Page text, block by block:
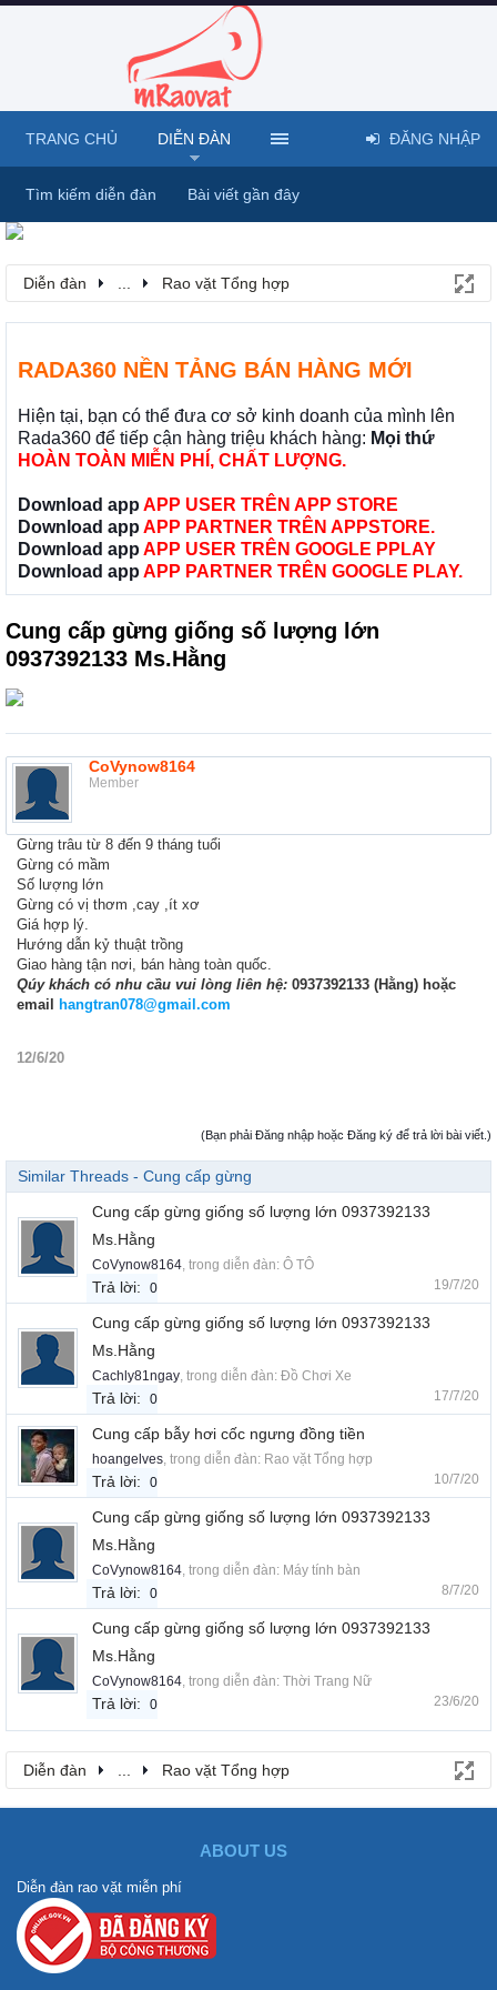
Diễn đàn Rao vặt Tổng hợp
RADA360 NỀN TẢNG BÁN HÀNG MỚI
Hiện tại, bạn có thể đưa cơ sở kinh doanh của mình lên
Rada360 để tiếp cận hàng triệu khách hàng: Mọi thứ
HOÀN TOÀN MIỄN PHÍ, CHẤT LƯỢNG.
Download app APP USER TRÊN APP STORE
Download app APP PARTNER TRÊN APPSTORE.
Download app APP USER TRÊN GOOGLE PPLAY
Download app APP PARTNER TRÊN GOOGLE PLAY.
Cung cấp gừng giống số lượng lớn
0937392133 Ms.Hằng
CoVynow8164
Member
Gừng trâu từ 8 đến 9 tháng tuổi
Gừng có mầm
Số lượng lớn
Gừng có vị thơm ,cay ,ít xơ
Giá hợp lý.
Hướng dẫn kỷ thuật trồng
Giao hàng tận nơi, bán hàng toàn quốc.
Qúy khách có nhu cầu vui lòng liên hệ: 0937392133 (Hằng) hoặc
email
hangtran078@gmail.com
12/6/20
(Bạn phải Đăng nhập hoặc Đăng ký để trả lời bài viết.)
Similar Threads - Cung cấp gừng
Cung cấp gừng giống số lượng lớn 0937392133
Ms.Hằng
CoVynow8164, trong diễn đàn: Ô TÔ
Trả lời: 0 19/7/20
Cung cấp gừng giống số lượng lớn 0937392133
Ms.Hằng
Cachly81ngay, trong diễn đàn: Đồ Chơi Xe
Trả lời: 0 17/7/20
Cung cấp bẫy hơi cốc ngưng đồng tiền
hoangelves, trong diễn đàn: Rao vặt Tổng hợp
Trả lời: 0 10/7/20
Cung cấp gừng giống số lượng lớn 0937392133
Ms.Hằng
CoVynow8164, trong diễn đàn: Máy tính bàn
Trả lời: 0 8/7/20
Cung cấp gừng giống số lượng lớn 0937392133
Ms.Hằng
CoVynow8164, trong diễn đàn: Thời Trang Nữ
Trả lời: 0 23/6/20
Diễn đàn ... Rao vặt Tổng hợp
TRANG CHỦ DIỄN ĐÀN
Tìm kiếm diễn đàn Bài viết gần đây
ĐĂNG NHẬP
ABOUT US
Diễn đàn rao vặt miễn phí